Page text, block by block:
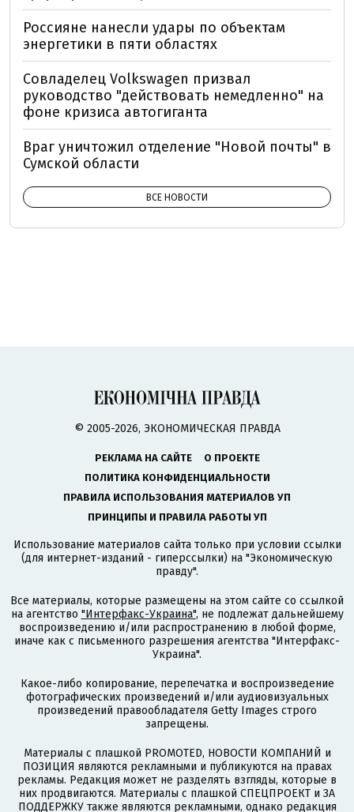
Россияне нанесли удары по объектам
энергетики в пяти областях
Совладелец Volkswagen призвал
руководство "действовать немедленно" на
фоне кризиса автогиганта
Враг уничтожил отделение "Новой почты" в
Сумской области
ВСЕ НОВОСТИ
© 2005-2026, ЭКОНОМИЧЕСКАЯ ПРАВДА
РЕКЛАМА НА САЙТЕ
О ПРОЕКТЕ
ПОЛИТИКА КОНФИДЕНЦИАЛЬНОСТИ
ПРАВИЛА ИСПОЛЬЗОВАНИЯ МАТЕРИАЛОВ УП
ПРИНЦИПЫ И ПРАВИЛА РАБОТЫ УП
Использование материалов сайта только при условии ссылки
(для интернет-изданий - гиперссылки) на "Экономическую
правду".
Все материалы, которые размещены на этом сайте со ссылкой
на агентство "Интерфакс-Украина", не подлежат дальнейшему
воспроизведению и/или распространению в любой форме,
иначе как с письменного разрешения агентства "Интерфакс-
Украина".
Какое-либо копирование, перепечатка и воспроизведение
фотографических произведений и/или аудиовизуальных
произведений правообладателя Getty Images строго
запрещены.
Материалы с плашкой PROMOTED, НОВОСТИ КОМПАНИЙ и
ПОЗИЦИЯ являются рекламными и публикуются на правах
рекламы. Редакция может не разделять взгляды, которые в
них продвигаются. Материалы с плашкой СПЕЦПРОЕКТ и ЗА
ПОДДЕРЖКУ также являются рекламными, однако редакция